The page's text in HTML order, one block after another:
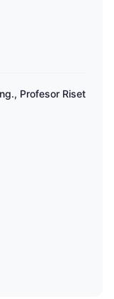
Profesor Riset